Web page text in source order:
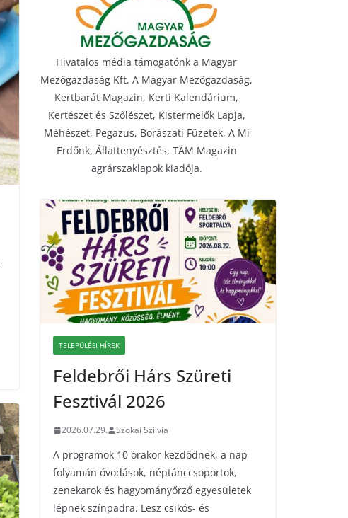
Hivatalos média támogatónk a Magyar
Mezőgazdaság Kft. A Magyar Mezőgazdaság,
Kertbarát Magazin, Kerti Kalendárium,
Kertészet és Szőlészet, Kistermelők Lapja,
Méhészet, Pegazus, Borászati Füzetek, A Mi
Erdőnk, Állattenyésztés, TÁM Magazin
agrárszaklapok kiadója.
TELEPÜLÉSI HÍREK
Feldebrői Hárs Szüreti
Fesztivál 2026
2026.07.29. Szokai Szilvia
A programok 10 órakor kezdődnek, a nap
folyamán óvodások, néptánccsoportok,
zenekarok és hagyományőrző egyesületek
lépnek színpadra. Lesz csikós- és